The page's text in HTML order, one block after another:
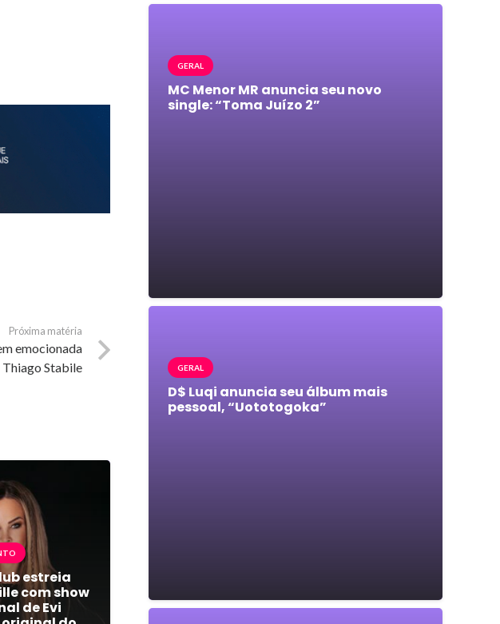
Próxima matéria
emocionada
Thiago Stabile
estreia
com show
de Evi
GERAL
MC Menor MR anuncia seu novo
single: “Toma Juízo 2”
GERAL
D$ Luqi anuncia seu álbum mais
pessoal, “Uototogoka”